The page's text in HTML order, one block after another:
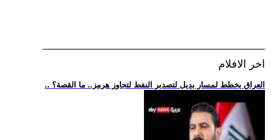
اخر الافلام
.. العراق يخطط لمسار بديل لتصدير النفط لتجاوز هرمز.. ما القصة؟